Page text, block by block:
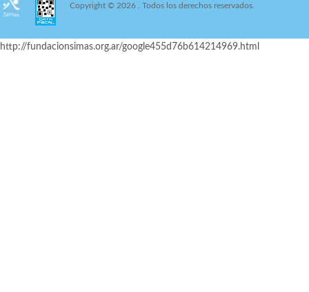
Copyright © 2026 . Todos los derechos reservados.
http://fundacionsimas.org.ar/google455d76b614214969.html